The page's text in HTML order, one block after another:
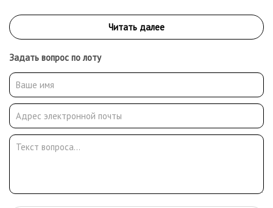
Задать вопрос по лоту